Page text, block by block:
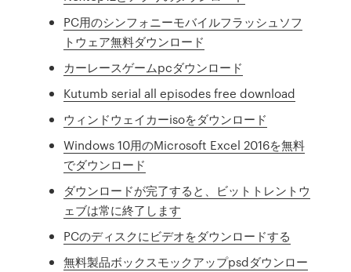
PC用のシンフォニーモバイルフラッシュソフ
トウェア無料ダウンロード
カーレースゲームpcダウンロード
Kutumb serial all episodes free download
ウィンドウェイカーisoをダウンロード
Windows 10用のMicrosoft Excel 2016を無料
でダウンロード
ダウンロードが完了すると、ビットトレントウ
ェブは常に終了します
PCのディスクにビデオをダウンロードする
無料製品ボックスモックアップpsdダウンロー